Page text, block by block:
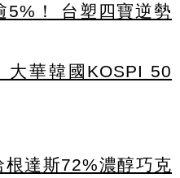
5%！ 台塑四寶逆勢
華韓國KOSPI 50
達斯72%濃醇巧克